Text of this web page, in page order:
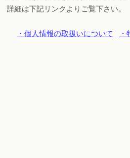
詳細は下記リンクよりご覧下さい。
・個人情報の取扱いについて